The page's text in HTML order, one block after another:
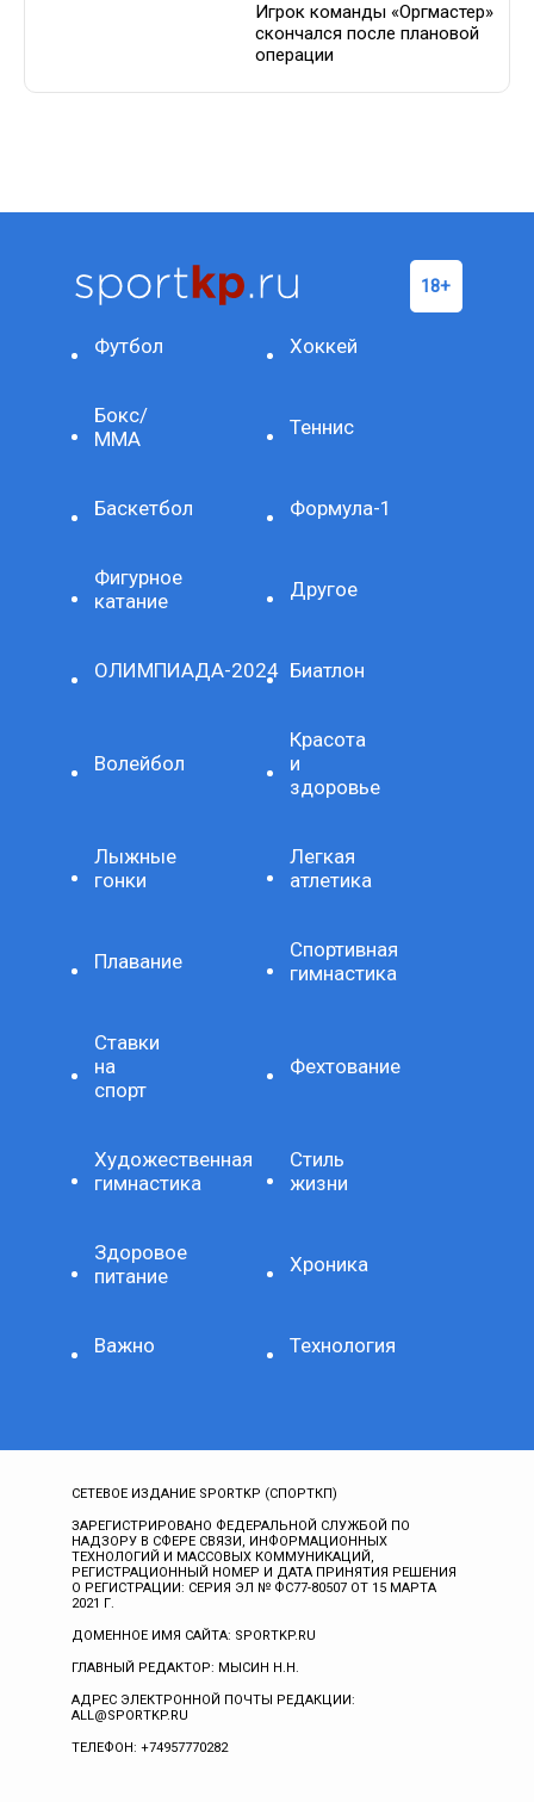
Игрок команды «Оргмастер»
скончался после плановой
операции
Футбол Хоккей
Бокс/
ММА
Теннис
Баскетбол Формула-1
Фигурное
катание
Другое
ОЛИМПИАДА-2024 Биатлон
Волейбол
Красота
и
здоровье
Лыжные
гонки
Легкая
атлетика
Плавание
Спортивная
гимнастика
Ставки
на
спорт
Фехтование
Художественная
гимнастика
Стиль
жизни
Здоровое
питание
Хроника
Важно Технология
СЕТЕВОЕ ИЗДАНИЕ SPORTKP (СПОРТКП)
ЗАРЕГИСТРИРОВАНО ФЕДЕРАЛЬНОЙ СЛУЖБОЙ ПО
НАДЗОРУ В СФЕРЕ СВЯЗИ, ИНФОРМАЦИОННЫХ
ТЕХНОЛОГИЙ И МАССОВЫХ КОММУНИКАЦИЙ,
РЕГИСТРАЦИОННЫЙ НОМЕР И ДАТА ПРИНЯТИЯ РЕШЕНИЯ
О РЕГИСТРАЦИИ: СЕРИЯ ЭЛ № ФС77-80507 ОТ 15 МАРТА
2021 Г.
ДОМЕННОЕ ИМЯ САЙТА: SPORTKP.RU
ГЛАВНЫЙ РЕДАКТОР: МЫСИН Н.Н.
АДРЕС ЭЛЕКТРОННОЙ ПОЧТЫ РЕДАКЦИИ:
ALL@SPORTKP.RU
ТЕЛЕФОН: +74957770282